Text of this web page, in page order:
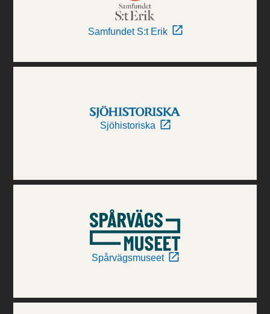
Samfundet S:t Erik
Sjöhistoriska
Spårvägsmuseet